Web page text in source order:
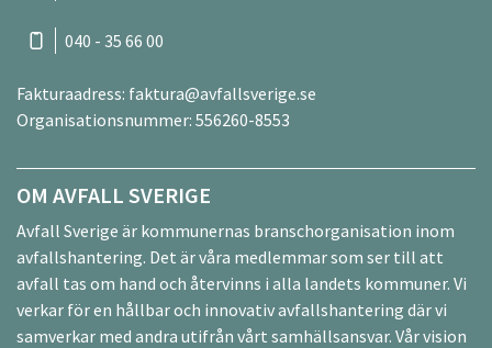
040 - 35 66 00
Fakturaadress: faktura@avfallsverige.se
Organisationsnummer: 556260-8553
OM AVFALL SVERIGE
Avfall Sverige är kommunernas branschorganisation inom
avfallshantering. Det är våra medlemmar som ser till att
avfall tas om hand och återvinns i alla landets kommuner. Vi
verkar för en hållbar och innovativ avfallshantering där vi
samverkar med andra utifrån vårt samhällsansvar. Vår vision